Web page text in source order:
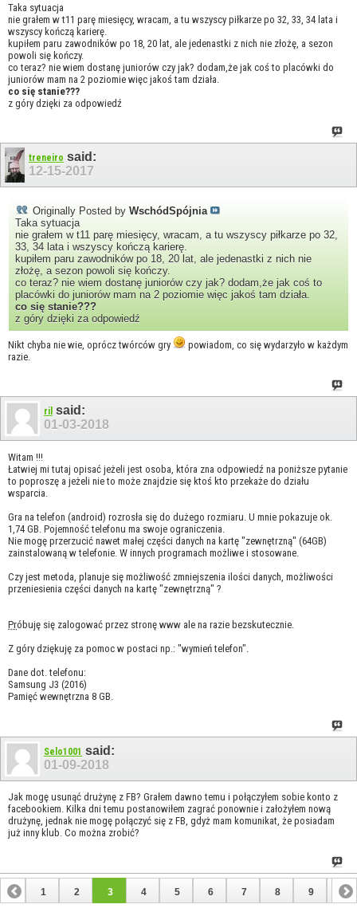
Taka sytuacja
nie grałem w t11 parę miesięcy, wracam, a tu wszyscy piłkarze po 32, 33, 34 lata i
wszyscy kończą karierę.
kupiłem paru zawodników po 18, 20 lat, ale jedenastki z nich nie złożę, a sezon
powoli się kończy.
co teraz? nie wiem dostanę juniorów czy jak? dodam,że jak coś to placówki do
juniorów mam na 2 poziomie więc jakoś tam działa.
co się stanie???
z góry dzięki za odpowiedź
treneiro said:
12-15-2017
Originally Posted by WschódSpójnia
Taka sytuacja
nie grałem w t11 parę miesięcy, wracam, a tu wszyscy piłkarze po 32,
33, 34 lata i wszyscy kończą karierę.
kupiłem paru zawodników po 18, 20 lat, ale jedenastki z nich nie
złożę, a sezon powoli się kończy.
co teraz? nie wiem dostanę juniorów czy jak? dodam,że jak coś to
placówki do juniorów mam na 2 poziomie więc jakoś tam działa.
co się stanie???
z góry dzięki za odpowiedź
Nikt chyba nie wie, oprócz twórców gry
powiadom, co się wydarzyło w każdym
razie.
ril said:
01-03-2018
Witam !!!
Łatwiej mi tutaj opisać jeżeli jest osoba, która zna odpowiedź na poniższe pytanie
to poproszę a jeżeli nie to może znajdzie się ktoś kto przekaże do działu
wsparcia.
Gra na telefon (android) rozrosła się do dużego rozmiaru. U mnie pokazuje ok.
1,74 GB. Pojemność telefonu ma swoje ograniczenia.
Nie mogę przerzucić nawet małej części danych na kartę "zewnętrzną" (64GB)
zainstalowaną w telefonie. W innych programach możliwe i stosowane.
Czy jest metoda, planuje się możliwość zmniejszenia ilości danych, możliwości
przeniesienia części danych na kartę "zewnętrzną" ?
Próbuję się zalogować przez stronę www ale na razie bezskutecznie.
Z góry dziękuję za pomoc w postaci np.: "wymień telefon".
Dane dot. telefonu:
Samsung J3 (2016)
Pamięć wewnętrzna 8 GB.
Selo1001 said:
01-09-2018
Jak mogę usunąć drużynę z FB? Grałem dawno temu i połączyłem sobie konto z
facebookiem. Kilka dni temu postanowiłem zagrać ponownie i założyłem nową
drużynę, jednak nie mogę połączyć się z FB, gdyż mam komunikat, że posiadam
już inny klub. Co można zrobić?
1 2 3 4 5 6 7 8 9 10